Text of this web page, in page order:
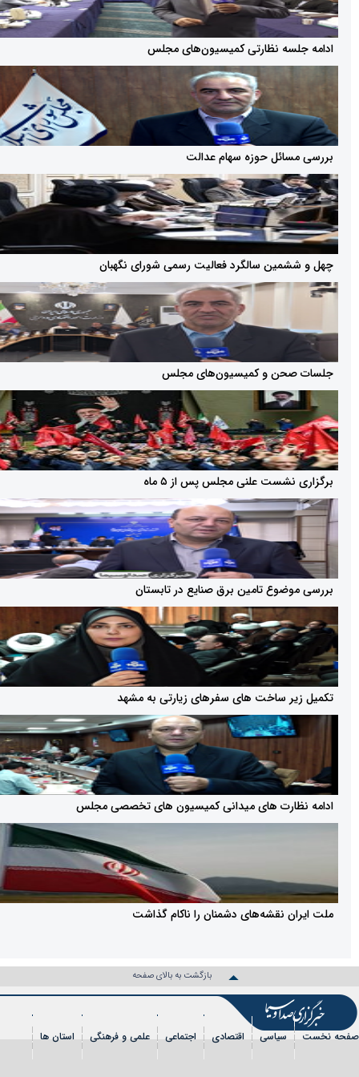
نظارتی کمیسیون‌های مجلس
حوزه سهام عدالت
سالگرد فعالیت رسمی شورای نگهبان
و کمیسیون‌های مجلس
علنی مجلس پس از ۵ ماه
تامین برق صنایع در تابستان
ساخت های سفرهای زیارتی به مشهد
های میدانی کمیسیون های تخصصی مجلس
نقشه‌های دشمنان را ناکام گذاشت
بازگشت به بالای صفحه
سیاسی اقتصادی اجتماعی علمی و فرهنگی استان ها